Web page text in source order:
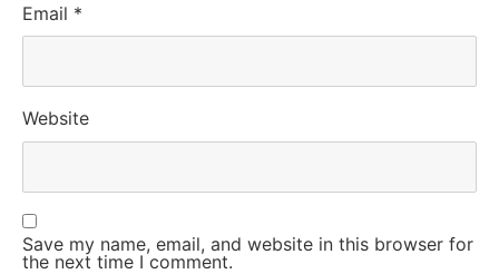
Email *
Website
Save my name, email, and website in this browser for
the next time I comment.